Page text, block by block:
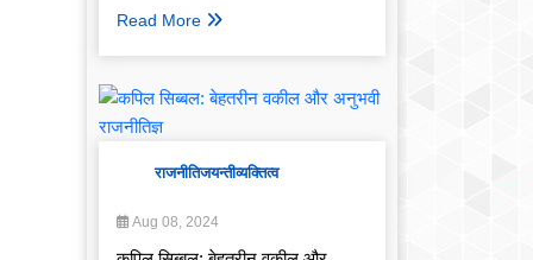
Read More
राजनीतिजयन्तीव्यक्तित्व
Aug 08, 2024